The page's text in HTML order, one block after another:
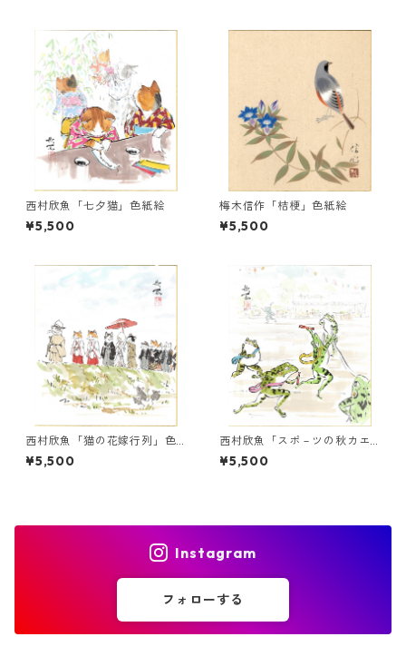
西村欣魚「七夕猫」色紙絵
¥5,500
梅木信作「桔梗」色紙絵
¥5,500
西村欣魚「猫の花嫁行列」色
紙絵
¥5,500
西村欣魚「スポ－ツの秋カエ
ル（運動会）」色紙絵
¥5,500
Instagram
フォローする